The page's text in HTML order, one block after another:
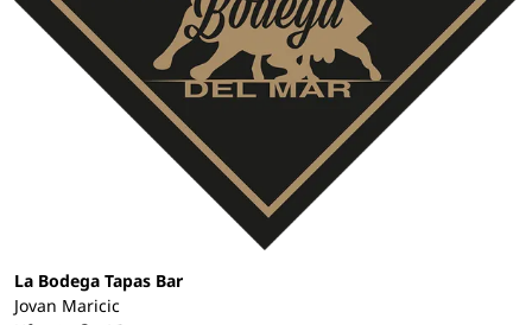
La Bodega Tapas Bar
Jovan Maricic